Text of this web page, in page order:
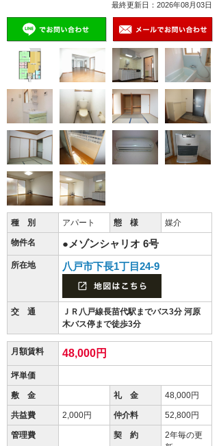
最終更新日：2026年08月03日
種 別 アパート 態 様 媒介
物件名 ●メゾンシャリオ 6号
所在地 八戸市下長1丁目24-9
交 通
ＪＲ八戸線長苗代駅までバス3分 河原
木バス停まで徒歩3分
月額賃料 48,000円
坪単価
敷 金 礼 金 48,000円
共益費 2,000円 仲介料 52,800円
管理費 契 約
2年毎の更